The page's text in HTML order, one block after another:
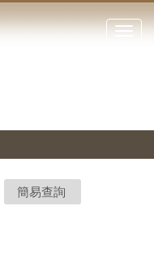
點
閉
站
停、
圖
圖
結
簡易查詢